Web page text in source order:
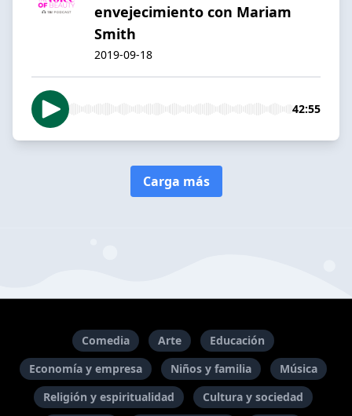
envejecimiento con Mariam
Smith
2019-09-18
42:55
Carga más
Comedia Arte
Educación
Economía y empresa
Niños y familia
Música
Religión y espiritualidad
Cultura y sociedad